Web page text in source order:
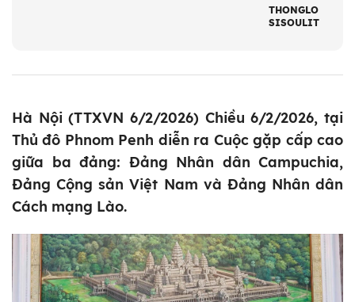
THONGLOUN
SISOULITH
Hà Nội (TTXVN 6/2/2026) Chiều 6/2/2026, tại
Thủ đô Phnom Penh diễn ra Cuộc gặp cấp cao
giữa ba đảng: Đảng Nhân dân Campuchia,
Đảng Cộng sản Việt Nam và Đảng Nhân dân
Cách mạng Lào.